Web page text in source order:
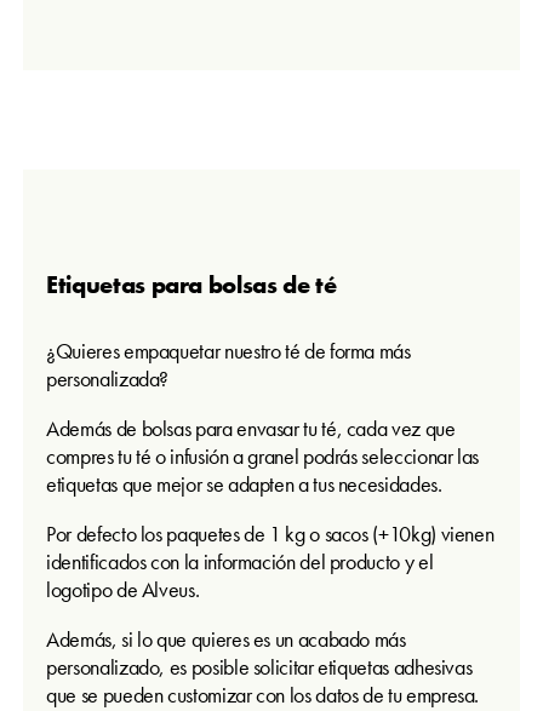
Etiquetas para bolsas de té
¿Quieres empaquetar nuestro té de forma más
personalizada?
Además de bolsas para envasar tu té, cada vez que
compres tu té o infusión a granel podrás seleccionar las
etiquetas que mejor se adapten a tus necesidades.
Por defecto los paquetes de 1 kg o sacos (+10kg) vienen
identificados con la información del producto y el
logotipo de Alveus.
Además, si lo que quieres es un acabado más
personalizado, es posible solicitar etiquetas adhesivas
que se pueden customizar con los datos de tu empresa.